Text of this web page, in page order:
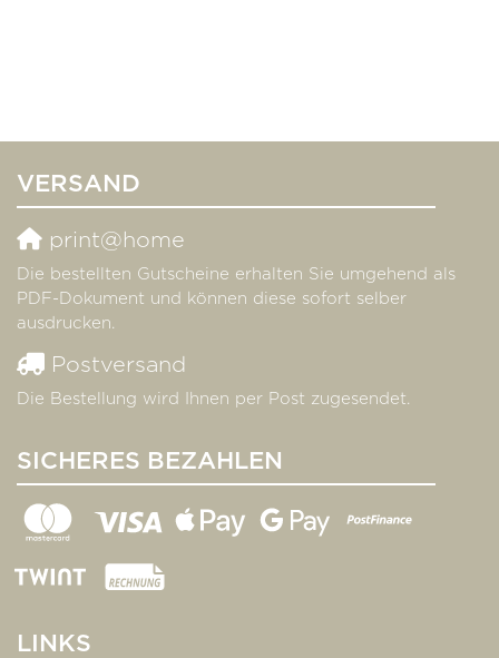
VERSAND
print@home
Die bestellten Gutscheine erhalten Sie umgehend als
PDF-Dokument und können diese sofort selber
ausdrucken.
Postversand
Die Bestellung wird Ihnen per Post zugesendet.
SICHERES BEZAHLEN
LINKS